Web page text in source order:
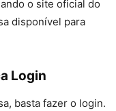
o site oficial do
disponível para
Login
basta fazer o login.